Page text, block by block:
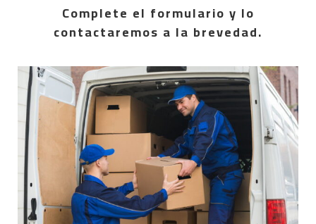
Complete el formulario y lo
contactaremos a la brevedad.